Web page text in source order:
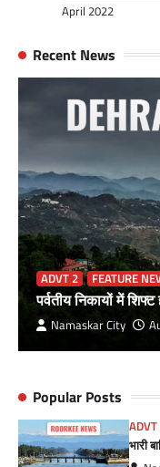
April 2022
Recent News
ADVT 2 FEATURE
पर्वतीय निकायों में
Namaskar City
Popular Posts
भारी